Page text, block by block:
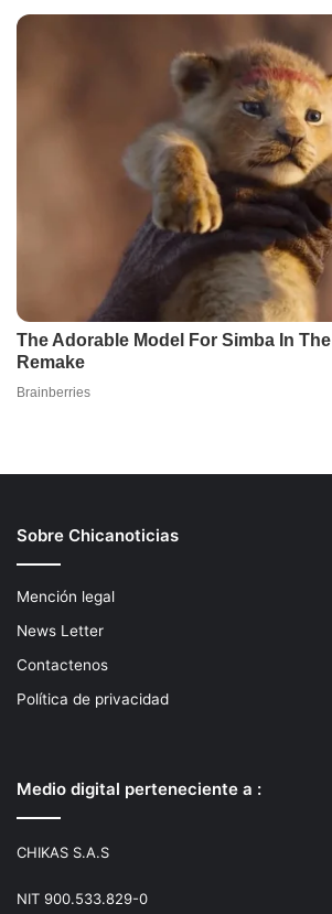
Sobre Chicanoticias
Mención legal
News Letter
Contactenos
Política de privacidad
Medio digital perteneciente a :
CHIKAS S.A.S
NIT 900.533.829-0